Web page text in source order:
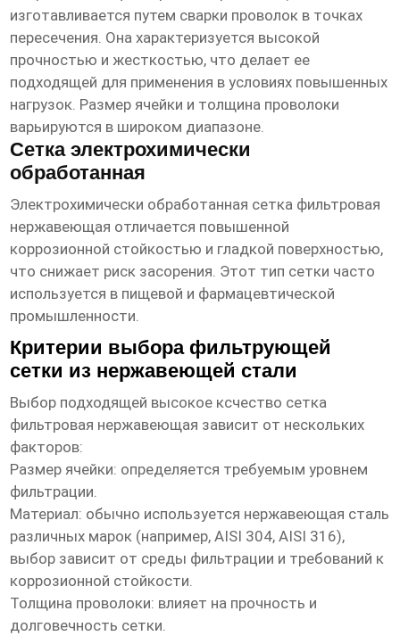
изготавливается путем сварки проволок в точках
пересечения. Она характеризуется высокой
прочностью и жесткостью, что делает ее
подходящей для применения в условиях повышенных
нагрузок. Размер ячейки и толщина проволоки
варьируются в широком диапазоне.
Сетка электрохимически
обработанная
Электрохимически обработанная сетка фильтровая
нержавеющая отличается повышенной
коррозионной стойкостью и гладкой поверхностью,
что снижает риск засорения. Этот тип сетки часто
используется в пищевой и фармацевтической
промышленности.
Критерии выбора фильтрующей
сетки из нержавеющей стали
Выбор подходящей высокое ксчество сетка
фильтровая нержавеющая зависит от нескольких
факторов:
Размер ячейки: определяется требуемым уровнем
фильтрации.
Материал: обычно используется нержавеющая сталь
различных марок (например, AISI 304, AISI 316),
выбор зависит от среды фильтрации и требований к
коррозионной стойкости.
Толщина проволоки: влияет на прочность и
долговечность сетки.